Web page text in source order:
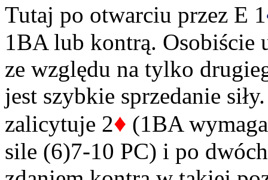
Tutaj po otwarciu przez E 1
1BA lub kontrą. Osobiście
ze względu na tylko
jest szybkie sprzedanie
zalicytuje 2♦ (1BA
sile (6)7-10 PC) i po